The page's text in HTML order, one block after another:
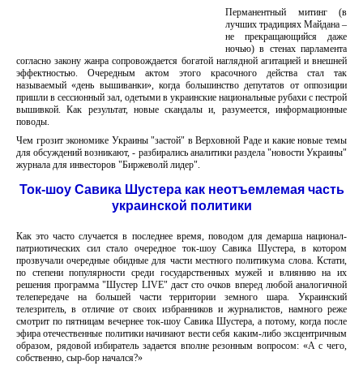
Перманентный митинг (в
лучших традициях Майдана –
не прекращающийся даже
ночью) в стенах парламента
согласно закону жанра сопровождается богатой наглядной агитацией и внешней
эффектностью. Очередным актом этого красочного действа стал так
называемый «день вышиванки», когда большинство депутатов от оппозиции
пришли в сессионный зал, одетыми в украинские национальные рубахи с пестрой
вышивкой. Как результат, новые скандалы и, разумеется, информационные
поводы.
Чем грозит экономике Украины "застой" в Верховной Раде и какие новые темы
для обсуждений возникают, - разбирались аналитики раздела "новости Украины"
журнала для инвесторов "Биржеволй лидер".
Ток-шоу Савика Шустера как неотъемлемая часть
украинской политики
Как это часто случается в последнее время, поводом для демарша национал-
патриотических сил стало очередное ток-шоу Савика Шустера, в котором
прозвучали очередные обидные для части местного политикума слова. Кстати,
по степени популярности среди государственных мужей и влиянию на их
решения программа "Шустер LIVE" даст сто очков вперед любой аналогичной
телепередаче на большей части территории земного шара. Украинский
телезритель, в отличие от своих избранников и журналистов, намного реже
смотрит по пятницам вечернее ток-шоу Савика Шустера, а потому, когда после
эфира отечественные политики начинают вести себя каким-либо эксцентричным
образом, рядовой избиратель задается вполне резонным вопросом: «А с чего,
собственно, сыр-бор начался?»